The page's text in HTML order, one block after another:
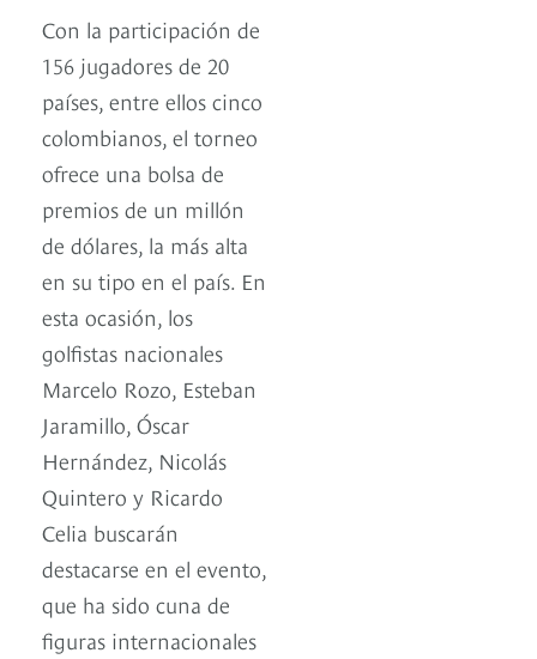
Con la participación de
156 jugadores de 20
países, entre ellos cinco
colombianos, el torneo
ofrece una bolsa de
premios de un millón
de dólares, la más alta
en su tipo en el país. En
esta ocasión, los
golfistas nacionales
Marcelo Rozo, Esteban
Jaramillo, Óscar
Hernández, Nicolás
Quintero y Ricardo
Celia buscarán
destacarse en el evento,
que ha sido cuna de
figuras internacionales